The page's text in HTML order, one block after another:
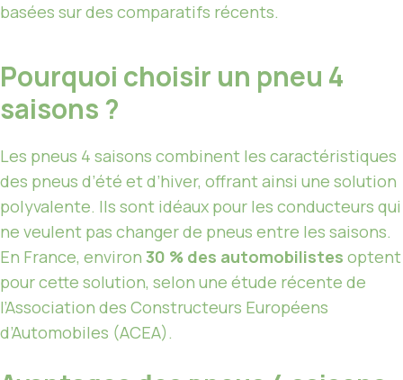
basées sur des comparatifs récents.
Pourquoi choisir un pneu 4
saisons ?
Les pneus 4 saisons combinent les caractéristiques
des pneus d’été et d’hiver, offrant ainsi une solution
polyvalente. Ils sont idéaux pour les conducteurs qui
ne veulent pas changer de pneus entre les saisons.
En France, environ 30 % des automobilistes optent
pour cette solution, selon une étude récente de
l’Association des Constructeurs Européens
d’Automobiles (ACEA).